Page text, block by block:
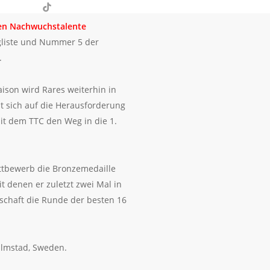
tiktok
Nachwuchstalente
und Nummer 5 der
wird Rares weiterhin in
sich auf die Herausforderung
dem TTC den Weg in die 1.
die Bronzemedaille
denen er zuletzt zwei Mal in
die Runde der besten 16
Sweden.